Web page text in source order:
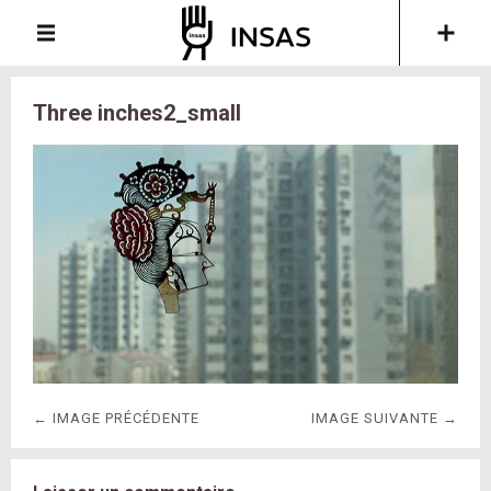
Three inches2_small
← IMAGE PRÉCÉDENTE IMAGE SUIVANTE →